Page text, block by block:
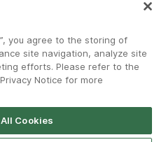
you agree to the storing of
site navigation, analyze site
efforts. Please refer to the
Notice for more
Cookies